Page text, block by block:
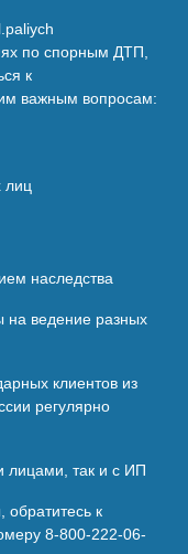
по спорным ДТП,
к
важным вопросам:
лиц
наследства
ведение разных
клиентов из
регулярно
лицами, так и с ИП
обратитесь к
8-800-222-06-